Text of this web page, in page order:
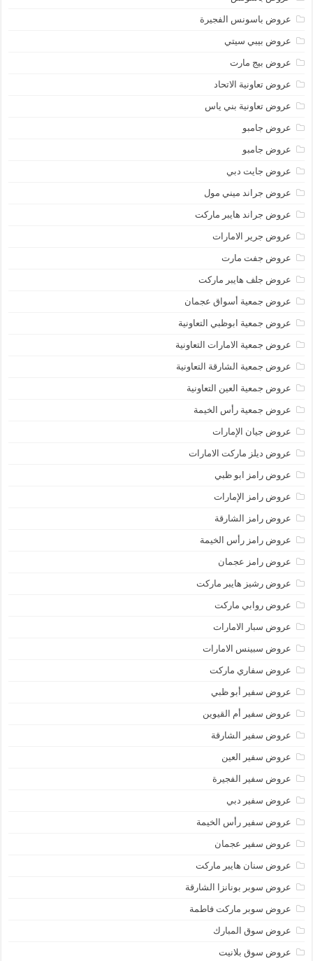
عروض باسونس الفجيرة
عروض بيبي سيتي
عروض بيج مارت
عروض تعاونية الاتحاد
عروض تعاونية بني ياس
عروض جامبو
عروض جامبو
عروض جايت دبي
عروض جراند ميني مول
عروض جراند هايبر ماركت
عروض جرير الامارات
عروض جفت مارت
عروض جلف هايبر ماركت
عروض جمعية أسواق عجمان
عروض جمعية ابوظبي التعاونية
عروض جمعية الامارات التعاونية
عروض جمعية الشارقة التعاونية
عروض جمعية العين التعاونية
عروض جمعية رأس الخيمة
عروض جيان الإمارات
عروض ديلز ماركت الامارات
عروض رامز ابو ظبي
عروض رامز الإمارات
عروض رامز الشارقة
عروض رامز رأس الخيمة
عروض رامز عجمان
عروض رشيز هايبر ماركت
عروض روابي ماركت
عروض سبار الامارات
عروض سبينس الامارات
عروض سفاري ماركت
عروض سفير أبو ظبي
عروض سفير أم القيوين
عروض سفير الشارقة
عروض سفير العين
عروض سفير الفجيرة
عروض سفير دبي
عروض سفير رأس الخيمة
عروض سفير عجمان
عروض سنان هايبر ماركت
عروض سوبر بونانزا الشارقة
عروض سوبر ماركت فاطمة
عروض سوق المبارك
عروض سوق بلانيت